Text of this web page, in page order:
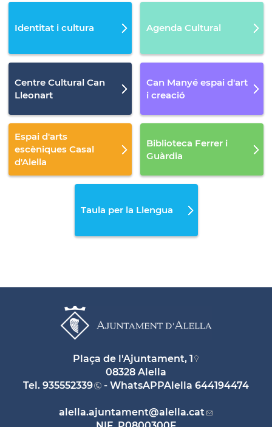
Identitat i cultura Agenda Cultural
Centre Cultural Can
Lleonart
Can Manyé espai d'art
i creació
Espai d'arts
escèniques Casal
d'Alella
Biblioteca Ferrer i
Guàrdia
Taula per la Llengua
Plaça de l'Ajuntament, 1
08328 Alella
Tel. 935552339 - WhatsAPPAlella 644194474
alella.ajuntament@alella.cat